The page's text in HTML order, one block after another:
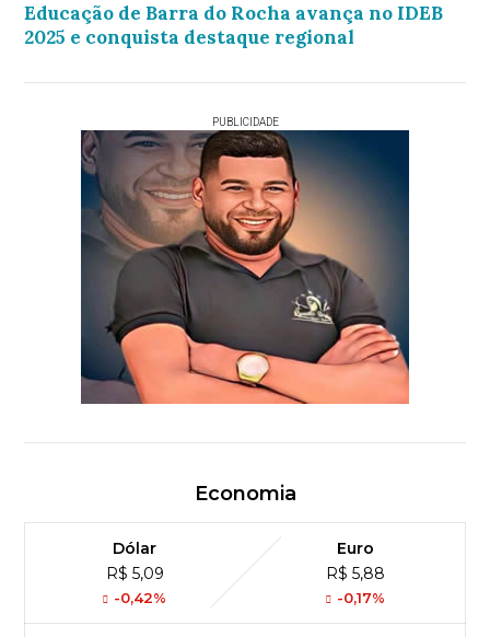
Educação de Barra do Rocha avança no IDEB
2025 e conquista destaque regional
PUBLICIDADE
Economia
Dólar
R$ 5,09
-0,42%
Euro
R$ 5,88
-0,17%